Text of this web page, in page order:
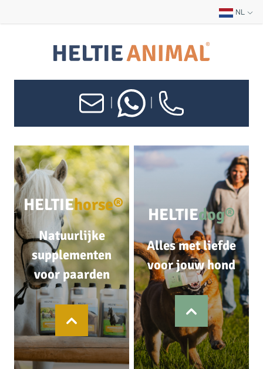
NL
HELTIEhorse®
Natuurlijke
supplementen
voor paarden
HELTIEdog®
Alles met liefde
voor jouw hond